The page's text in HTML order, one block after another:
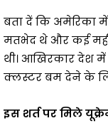
बता दें कि अमेरिका
मतभेद थे और कई
थी। आखिरकार देश
क्लस्टर बम देने के
इस शर्त पर मिले